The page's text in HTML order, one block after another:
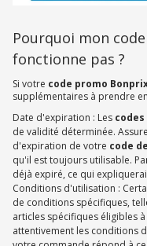
Pourquoi mon
fonctionne pas ?
Si votre code promo
supplémentaires à prendre
Date d'expiration : Les
de validité déterminée.
d'expiration de votre code
qu'il est toujours utilisable.
déjà expiré, ce qui
Conditions d'utilisation :
de conditions spécifiques,
articles spécifiques éligibles à
attentivement les conditions